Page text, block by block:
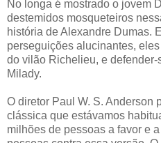
No longa é mostrado o jovem
destemidos mosqueteiros
história de Alexandre Dumas.
perseguições alucinantes,
do vilão Richelieu, e
Milady.
O diretor Paul W. S. Anderson
clássica que estávamos
milhões de pessoas a favor e